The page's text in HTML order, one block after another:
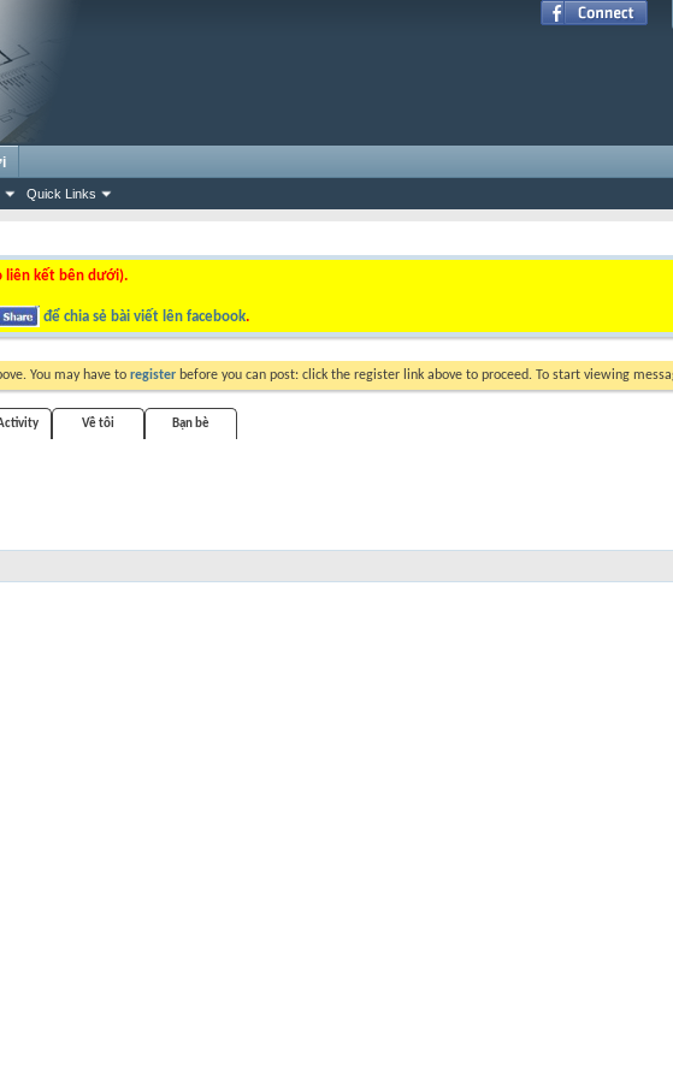
Quick Links
liên kết bên dưới).
để chia sẻ bài viết lên facebook.
You may have to register before you can post: click the register link above to proceed. To start viewing
Về tôi Bạn bè